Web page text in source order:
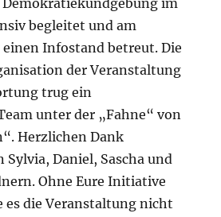
im
begleitet und am
Infostand betreut. Die
der Veranstaltung
trug ein
unter der „Fahne“ von
Herzlichen Dank
Daniel, Sascha und
Ohne Eure Initiative
es die Veranstaltung nicht